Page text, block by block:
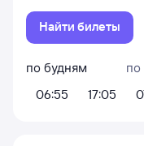
Найти билеты
по будням
06:55
17:05